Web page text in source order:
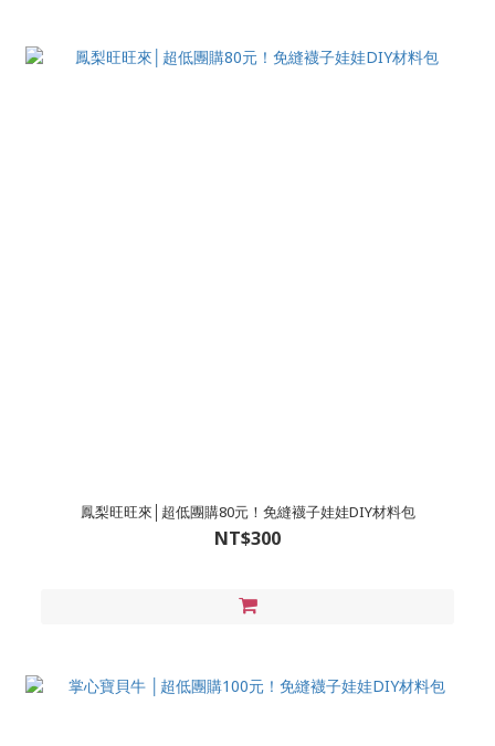
鳳梨旺旺來│超低團購80元！免縫襪子娃娃DIY材料包
NT$300